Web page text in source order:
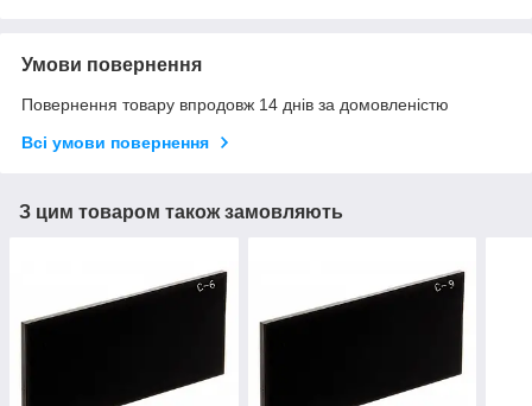
Умови повернення
Повернення товару впродовж 14 днів за домовленістю
Всі умови повернення
З цим товаром також замовляють